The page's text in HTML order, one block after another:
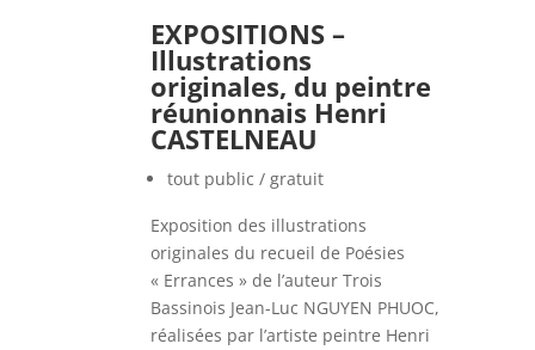
EXPOSITIONS –
Illustrations
originales, du peintre
réunionnais Henri
CASTELNEAU
tout public / gratuit
Exposition des illustrations
originales du recueil de Poésies
« Errances » de l’auteur Trois
Bassinois Jean-Luc NGUYEN PHUOC,
réalisées par l’artiste peintre Henri